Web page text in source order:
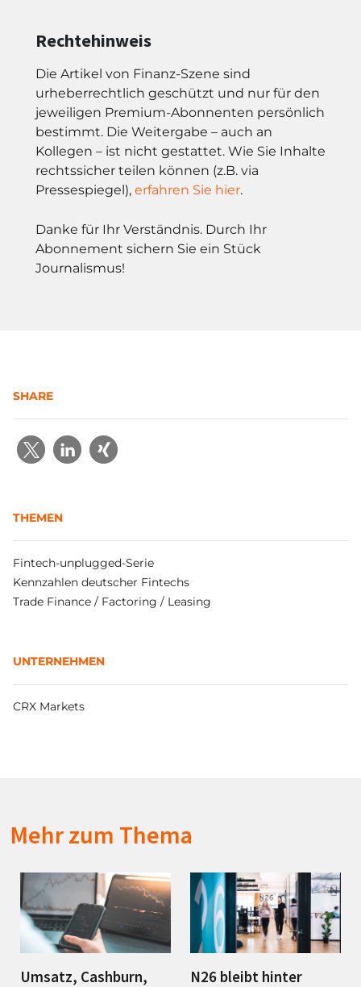
Rechtehinweis
Die Artikel von Finanz-Szene sind
urheberrechtlich geschützt und nur für den
jeweiligen Premium-Abonnenten persönlich
bestimmt. Die Weitergabe – auch an
Kollegen – ist nicht gestattet. Wie Sie Inhalte
rechtssicher teilen können (z.B. via
Pressespiegel), erfahren Sie hier.
Danke für Ihr Verständnis. Durch Ihr
Abonnement sichern Sie ein Stück
Journalismus!
SHARE
THEMEN
Fintech-unplugged-Serie
Kennzahlen deutscher Fintechs
Trade Finance / Factoring / Leasing
UNTERNEHMEN
CRX Markets
Mehr zum Thema
Umsatz, Cashburn,
N26 bleibt hinter